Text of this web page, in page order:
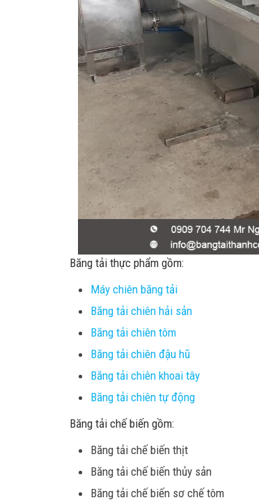
Băng tải thực phẩm gồm:
Máy chiên băng tải
Băng tải chiên hải sản
Băng tải chiên tôm
Băng tải chiên đậu hũ
Băng tải chiên khoai tây
Băng tải chiên tự động
Băng tải chế biến gồm:
Băng tải chế biến thịt
Băng tải chế biến thủy sản
Băng tải chế biến sơ chế tôm